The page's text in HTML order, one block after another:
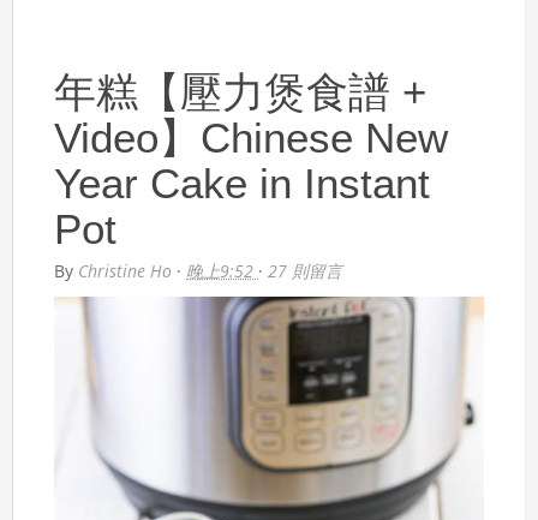
年糕【壓力煲食譜 +
Video】Chinese New
Year Cake in Instant
Pot
By Christine Ho · 晚上9:52 ·27 則留言